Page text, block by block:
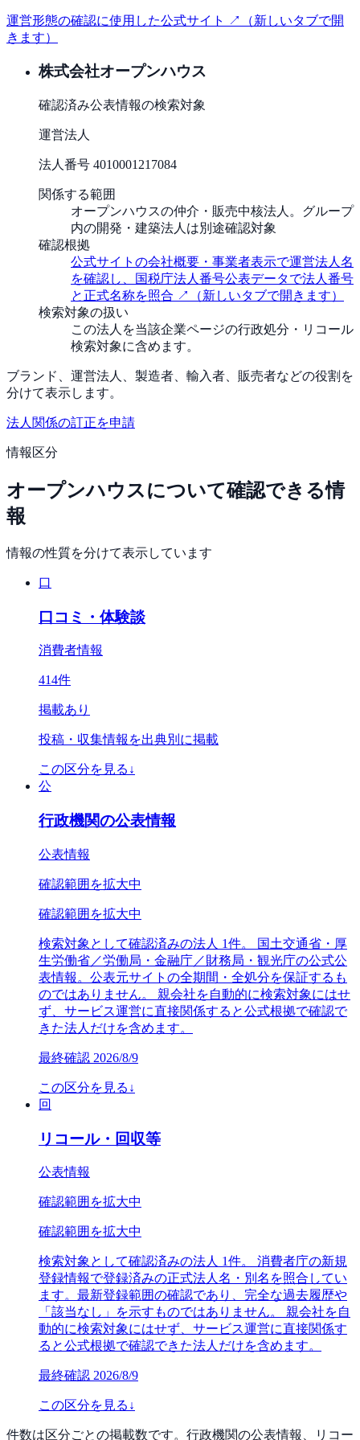
運営形態の確認に使用した公式サイト ↗
（新しいタブで開
きます）
株式会社オープンハウス
確認済み公表情報の検索対象
運営法人
法人番号 4010001217084
関係する範囲
オープンハウスの仲介・販売中核法人。グループ
内の開発・建築法人は別途確認対象
確認根拠
公式サイトの会社概要・事業者表示で運営法人名
を確認し、国税庁法人番号公表データで法人番号
と正式名称を照合 ↗
（新しいタブで開きます）
検索対象の扱い
この法人を当該企業ページの行政処分・リコール
検索対象に含めます。
ブランド、運営法人、製造者、輸入者、販売者などの役割を
分けて表示します。
法人関係の訂正を申請
情報区分
オープンハウスについて確認できる情
報
情報の性質を分けて表示しています
口
口コミ・体験談
消費者情報
414件
掲載あり
投稿・収集情報を出典別に掲載
この区分を見る ↓
公
行政機関の公表情報
公表情報
確認範囲を拡大中
確認範囲を拡大中
検索対象として確認済みの法人 1件。 国土交通省・厚
生労働省／労働局・金融庁／財務局・観光庁の公式公
表情報。公表元サイトの全期間・全処分を保証するも
のではありません。 親会社を自動的に検索対象にはせ
ず、サービス運営に直接関係すると公式根拠で確認で
きた法人だけを含めます。
最終確認 2026/8/9
この区分を見る ↓
回
リコール・回収等
公表情報
確認範囲を拡大中
確認範囲を拡大中
検索対象として確認済みの法人 1件。 消費者庁の新規
登録情報で登録済みの正式法人名・別名を照合してい
ます。最新登録範囲の確認であり、完全な過去履歴や
「該当なし」を示すものではありません。 親会社を自
動的に検索対象にはせず、サービス運営に直接関係す
ると公式根拠で確認できた法人だけを含めます。
最終確認 2026/8/9
この区分を見る ↓
件数は区分ごとの掲載数です。行政機関の公表情報、リコー